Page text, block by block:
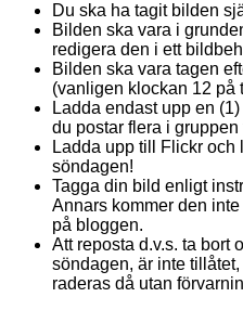
Du ska ha tagit bilden
Bilden ska vara i
redigera den i ett
Bilden ska vara tagen
(vanligen klockan 12 på
Ladda endast upp en
du postar flera i
Ladda upp till Flickr och
söndagen!
Tagga din bild enligt
Annars kommer den
på bloggen.
Att reposta d.v.s. ta bort
söndagen, är inte
raderas då utan